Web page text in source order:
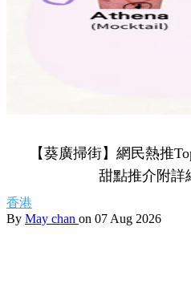
【葵廣掃街】網民熱推
甜點推介附詳
香港
By May chan on 07 Aug 2026